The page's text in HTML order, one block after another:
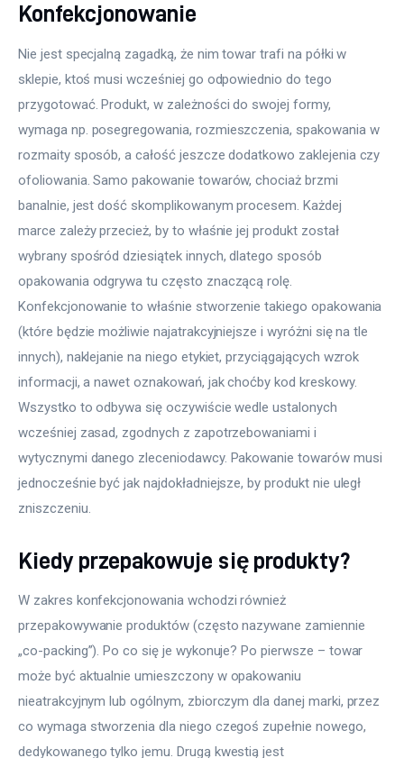
Konfekcjonowanie
Nie jest specjalną zagadką, że nim towar trafi na półki w
sklepie, ktoś musi wcześniej go odpowiednio do tego
przygotować. Produkt, w zależności do swojej formy,
wymaga np. posegregowania, rozmieszczenia, spakowania w
rozmaity sposób, a całość jeszcze dodatkowo zaklejenia czy
ofoliowania. Samo pakowanie towarów, chociaż brzmi
banalnie, jest dość skomplikowanym procesem. Każdej
marce zależy przecież, by to właśnie jej produkt został
wybrany spośród dziesiątek innych, dlatego sposób
opakowania odgrywa tu często znaczącą rolę.
Konfekcjonowanie to właśnie stworzenie takiego opakowania
(które będzie możliwie najatrakcyjniejsze i wyróżni się na tle
innych), naklejanie na niego etykiet, przyciągających wzrok
informacji, a nawet oznakowań, jak choćby kod kreskowy.
Wszystko to odbywa się oczywiście wedle ustalonych
wcześniej zasad, zgodnych z zapotrzebowaniami i
wytycznymi danego zleceniodawcy. Pakowanie towarów musi
jednocześnie być jak najdokładniejsze, by produkt nie uległ
zniszczeniu.
Kiedy przepakowuje się produkty?
W zakres konfekcjonowania wchodzi również
przepakowywanie produktów (często nazywane zamiennie
„co-packing”). Po co się je wykonuje? Po pierwsze – towar
może być aktualnie umieszczony w opakowaniu
nieatrakcyjnym lub ogólnym, zbiorczym dla danej marki, przez
co wymaga stworzenia dla niego czegoś zupełnie nowego,
dedykowanego tylko jemu. Drugą kwestią jest